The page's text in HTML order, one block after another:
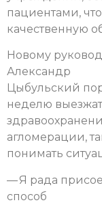
пациентами,
качественную
Новому
Александр
Цыбульский
неделю
агломерации,
понимать
— Я рада
способ